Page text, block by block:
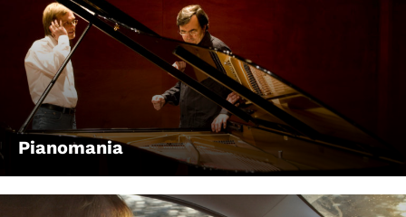
Pianomania